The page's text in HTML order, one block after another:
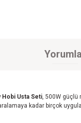
Usta Seti , 500W güçlü
kadar birçok